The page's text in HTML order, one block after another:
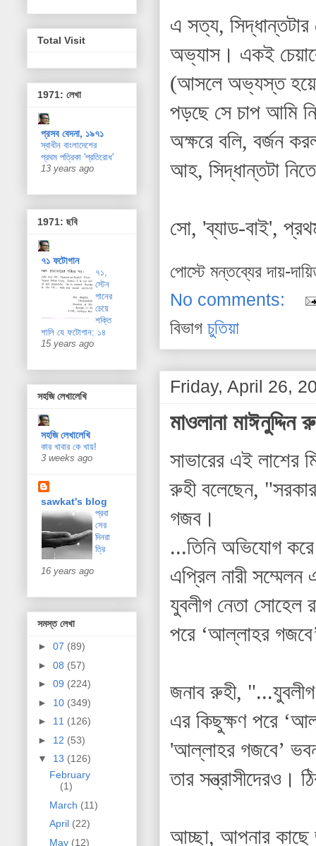
এ সত্য,
অভ্যাস। একই
(আসলে অভ্যস্ত হয়ে
পড়ছে সে চাপ আমি
অক্ষরে বলি, বর্জন
আহ, সিদ্ধান্তটা
সো, 'ব্যাড-বাই',
পোস্টে মন্তব্যের দায়-
No comments:
বিভাগচুতিয়া
Friday, April 26,
মাওলানা
সাভারের এই লাশের
রুহী বলেছেন,
গজব।
...তিনি অভিযোগ করে
এপ্রিল নারী
যুবলীগ নেতা সোহেল
পরে ‘আল্লাহর
জনাব রুহী, "...যুবলীগ
এর কিছুক্ষণ পরে
'আল্লাহর গজবে’
তার সন্ত্রাসীদেরও।
আচ্ছা, আপনার কাছে
Total Visit
1971: লেখা
প্রসব বেদনা, ১৯৭১
স্বাধীন বাংলাদেশের
প্রথম পত্রিকা 'প্রতিরোধ'
13 years ago
1971: ছবি
৭১ ফটোগান
৭১,
স্টেন
গানের
চেয়ে
শক্তি
শালি যে ফটোগান: ১৪
15 years ago
সহজি লেখালেখি
সহজি লেখালেখি
কার খাবার কে খায়!
3 weeks ago
sawkat's blog
প্রবা
সের
দিনরা
ত্রি
16 years ago
সমস্ত লেখা
►07 (89)
►08 (57)
►09 (224)
► 10 (349)
► 11 (126)
► 12 (53)
▼ 13 (126)
February
(1)
March (11)
April (22)
May (12)